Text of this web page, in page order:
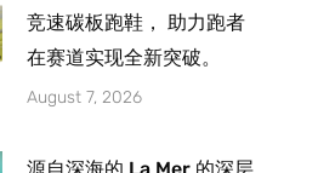
竞速碳板跑鞋， 助力跑者
在赛道实现全新突破。
August 7, 2026
源自深海的 La Mer 的深层